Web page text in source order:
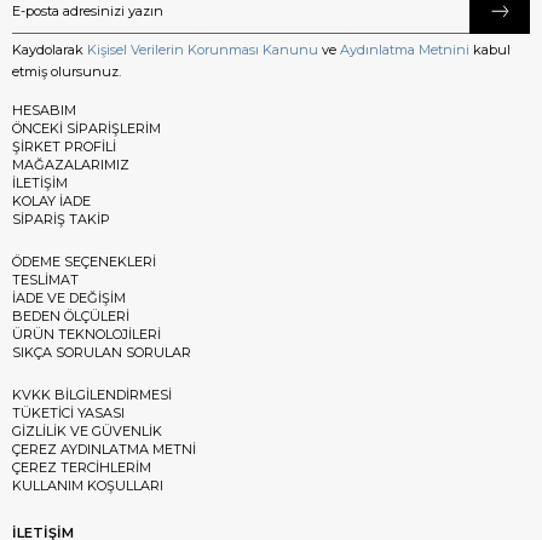
Kaydolarak Kişisel Verilerin Korunması Kanunu ve Aydınlatma Metnini kabul
etmiş olursunuz.
HESABIM
ÖNCEKİ SİPARİŞLERİM
ŞİRKET PROFİLİ
MAĞAZALARIMIZ
İLETİŞİM
KOLAY İADE
SİPARİŞ TAKİP
ÖDEME SEÇENEKLERİ
TESLİMAT
İADE VE DEĞİŞİM
BEDEN ÖLÇÜLERİ
ÜRÜN TEKNOLOJİLERİ
SIKÇA SORULAN SORULAR
KVKK BİLGİLENDİRMESİ
TÜKETİCİ YASASI
GİZLİLİK VE GÜVENLİK
ÇEREZ AYDINLATMA METNİ
ÇEREZ TERCİHLERİM
KULLANIM KOŞULLARI
İLETİŞİM